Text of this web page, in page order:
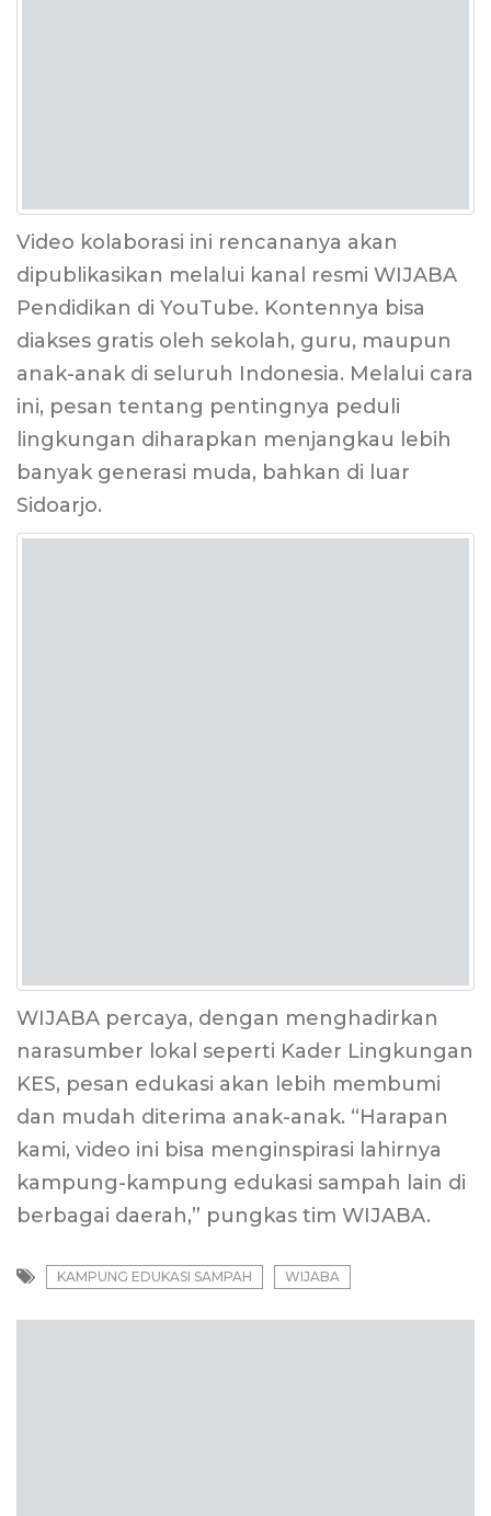
Video kolaborasi ini rencananya akan
dipublikasikan melalui kanal resmi WIJABA
Pendidikan di YouTube. Kontennya bisa
diakses gratis oleh sekolah, guru, maupun
anak-anak di seluruh Indonesia. Melalui cara
ini, pesan tentang pentingnya peduli
lingkungan diharapkan menjangkau lebih
banyak generasi muda, bahkan di luar
Sidoarjo.
WIJABA percaya, dengan menghadirkan
narasumber lokal seperti Kader Lingkungan
KES, pesan edukasi akan lebih membumi
dan mudah diterima anak-anak. “Harapan
kami, video ini bisa menginspirasi lahirnya
kampung-kampung edukasi sampah lain di
berbagai daerah,” pungkas tim WIJABA.
KAMPUNG EDUKASI SAMPAH WIJABA